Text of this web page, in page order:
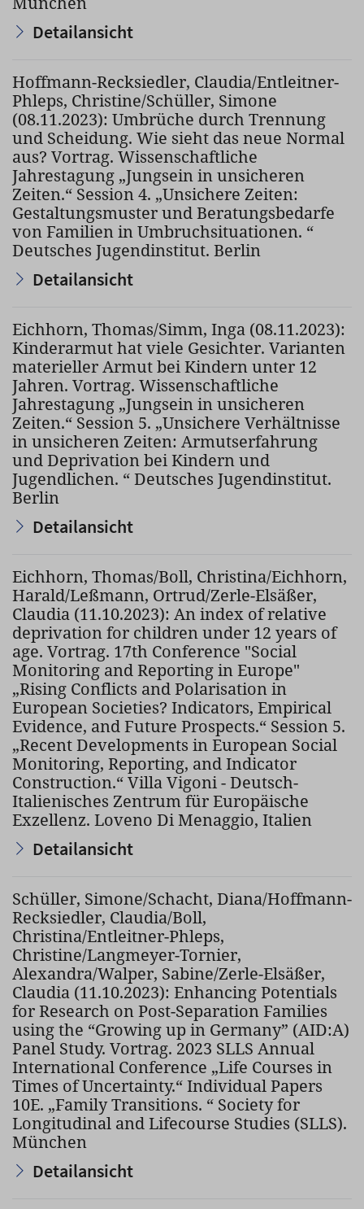
Detailansicht
Hoffmann-Recksiedler, Claudia/Entleitner-
Phleps, Christine/Schüller, Simone
(08.11.2023): Umbrüche durch Trennung
und Scheidung. Wie sieht das neue Normal
aus? Vortrag. Wissenschaftliche
Jahrestagung „Jungsein in unsicheren
Zeiten.“ Session 4. „Unsichere Zeiten:
Gestaltungsmuster und Beratungsbedarfe
von Familien in Umbruchsituationen. “
Deutsches Jugendinstitut. Berlin
Detailansicht
Eichhorn, Thomas/Simm, Inga (08.11.2023):
Kinderarmut hat viele Gesichter. Varianten
materieller Armut bei Kindern unter 12
Jahren. Vortrag. Wissenschaftliche
Jahrestagung „Jungsein in unsicheren
Zeiten.“ Session 5. „Unsichere Verhältnisse
in unsicheren Zeiten: Armutserfahrung
und Deprivation bei Kindern und
Jugendlichen. “ Deutsches Jugendinstitut.
Berlin
Detailansicht
Eichhorn, Thomas/Boll, Christina/Eichhorn,
Harald/Leßmann, Ortrud/Zerle-Elsäßer,
Claudia (11.10.2023): An index of relative
deprivation for children under 12 years of
age. Vortrag. 17th Conference "Social
Monitoring and Reporting in Europe"
„Rising Conflicts and Polarisation in
European Societies? Indicators, Empirical
Evidence, and Future Prospects.“ Session 5.
„Recent Developments in European Social
Monitoring, Reporting, and Indicator
Construction.“ Villa Vigoni - Deutsch-
Italienisches Zentrum für Europäische
Exzellenz. Loveno Di Menaggio, Italien
Detailansicht
Schüller, Simone/Schacht, Diana/Hoffmann-
Recksiedler, Claudia/Boll,
Christina/Entleitner-Phleps,
Christine/Langmeyer-Tornier,
Alexandra/Walper, Sabine/Zerle-Elsäßer,
Claudia (11.10.2023): Enhancing Potentials
for Research on Post-Separation Families
using the “Growing up in Germany” (AID:A)
Panel Study. Vortrag. 2023 SLLS Annual
International Conference „Life Courses in
Times of Uncertainty.“ Individual Papers
10E. „Family Transitions. “ Society for
Longitudinal and Lifecourse Studies (SLLS).
München
Detailansicht